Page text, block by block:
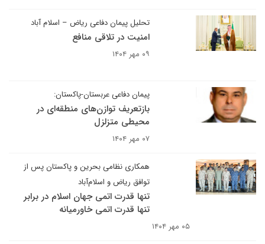
تحلیل پیمان دفاعی ریاض – اسلام آباد
امنیت در تلاقی منافع
۰۹ مهر ۱۴۰۴
پیمان دفاعی عربستان-پاکستان:
بازتعریف توازن‌های منطقه‌ای در
محیطی متزلزل
۰۷ مهر ۱۴۰۴
همکاری نظامی بحرین و پاکستان پس از
توافق ریاض و اسلام‌آباد
تنها قدرت اتمی جهان اسلام در برابر
تنها قدرت اتمی خاورمیانه
۰۵ مهر ۱۴۰۴